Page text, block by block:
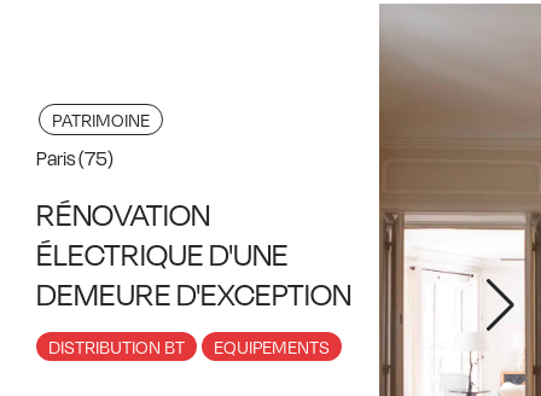
PATRIMOINE
Paris (75)
RÉNOVATION
ÉLECTRIQUE D'UNE
DEMEURE D'EXCEPTION
DISTRIBUTION BT EQUIPEMENTS